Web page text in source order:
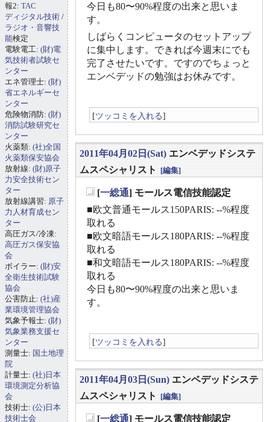
今日も80〜90%程度の出来と思いま
す。
しばらくコンピュータのセットアップ
に集中します。できれば今週末にでも
完了させたいです。ですのでちょっと
エンベデッドの勉強はお休みです。
[ツッコミを入れる]
2011年04月02日(Sat) エンベデッドシステ
ムスペシャリスト
[編集]
[一総通] モールス電信技能認定
■欧文普通モールス150PARIS: --%程度
取れる
■欧文暗語モールス180PARIS: --%程度
取れる
■和文暗語モールス180PARIS: --%程度
取れる
今日も80〜90%程度の出来と思いま
す。
[ツッコミを入れる]
2011年04月03日(Sun) エンベデッドシステ
ムスペシャリスト
[編集]
[一総通] モールス電信技能認定
報2: TAC
ディジタル技術 /
ラジオ・音響技
能検定
電験電工: (財)電
気技術者試験セ
ンター
エネ管理士: (財)
省エネルギーセ
ンター
危険物消防: (財)
消防試験研究セ
ンター
火薬類: (社)全国
火薬類保安協会
放射線: (財)原子
力安全技術セン
ター
放射線講習: 原子
力人材育成セン
ター
高圧ガス/冷凍:
高圧ガス保安協
会
ボイラー: (財)安
全衛生技術試験
協会
公害防止: (社)産
業環境管理協会
気象予報士: (財)
気象業務支援セ
ンター
測量士: 国土地理
院
計量士: (社)日本
環境測定分析協
会
技術士: (公)日本
技術士会